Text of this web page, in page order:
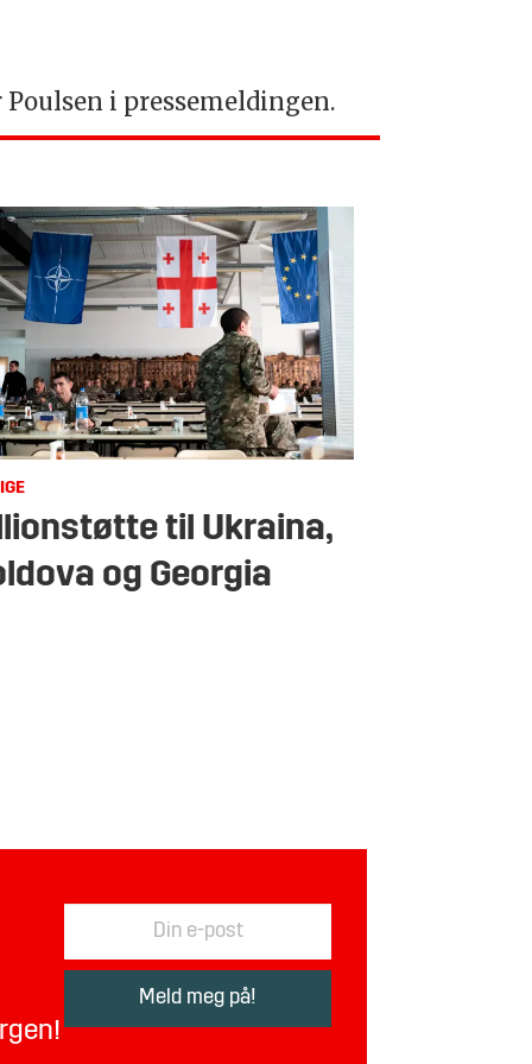
i pressemeldingen.
til Ukraina,
og Georgia